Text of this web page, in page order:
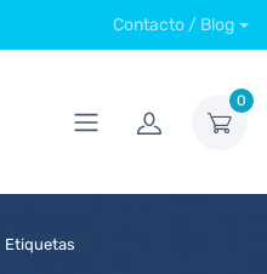
Contacto / Blog
0
Etiquetas